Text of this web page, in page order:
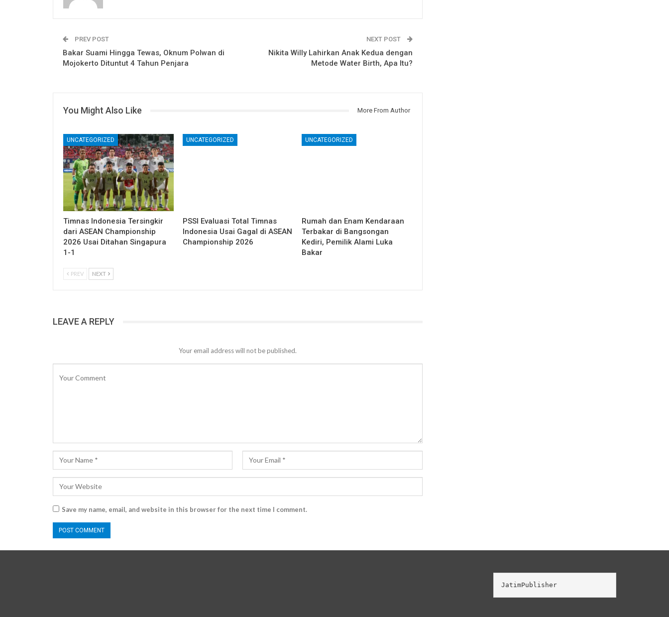
PREV POST
Bakar Suami Hingga Tewas, Oknum Polwan di
Mojokerto Dituntut 4 Tahun Penjara
NEXT POST
Nikita Willy Lahirkan Anak Kedua dengan
Metode Water Birth, Apa Itu?
You Might Also Like More From Author
UNCATEGORIZED
Timnas Indonesia Tersingkir
dari ASEAN Championship
2026 Usai Ditahan Singapura
1-1
UNCATEGORIZED
PSSI Evaluasi Total Timnas
Indonesia Usai Gagal di ASEAN
Championship 2026
UNCATEGORIZED
Rumah dan Enam Kendaraan
Terbakar di Bangsongan
Kediri, Pemilik Alami Luka
Bakar
PREV NEXT
LEAVE A REPLY
Your email address will not be published.
Save my name, email, and website in this browser for the next time I comment.
JatimPublisher